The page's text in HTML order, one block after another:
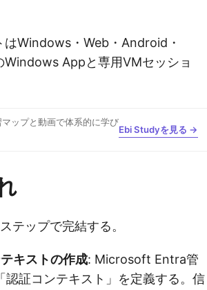
はWindows・Web・Android・
Windows Appと専用VMセッショ
ップと動画で体系的に学び
Ebi Studyを見る →
テップで完結する。
キストの作成: Microsoft Entra管
認証コンテキスト」を定義する。信